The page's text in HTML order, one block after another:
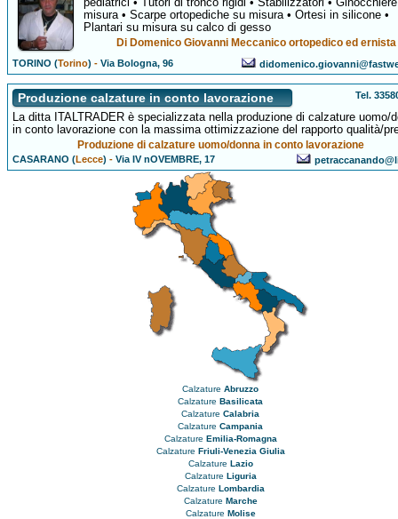
misura • Scarpe ortopediche su misura • Ortesi in silicone •
Plantari su misura su calco di gesso
Di Domenico Giovanni Meccanico ortopedico ed ernista
TORINO (Torino) -Via Bologna, 96
Produzione calzature in conto lavorazione Tel.
La ditta ITALTRADER è specializzata nella produzione di calzature uomo/
in conto lavorazione con la massima ottimizzazione del rapporto qualità/
Produzione di calzature uomo/donna in conto lavorazione
CASARANO (Lecce) -Via IV nOVEMBRE, 17
Calzature Abruzzo
Calzature Basilicata
Calzature Calabria
Calzature Campania
Calzature Emilia-Romagna
Calzature Friuli-Venezia Giulia
Calzature Lazio
Calzature Liguria
Calzature Lombardia
Calzature Marche
Calzature Molise